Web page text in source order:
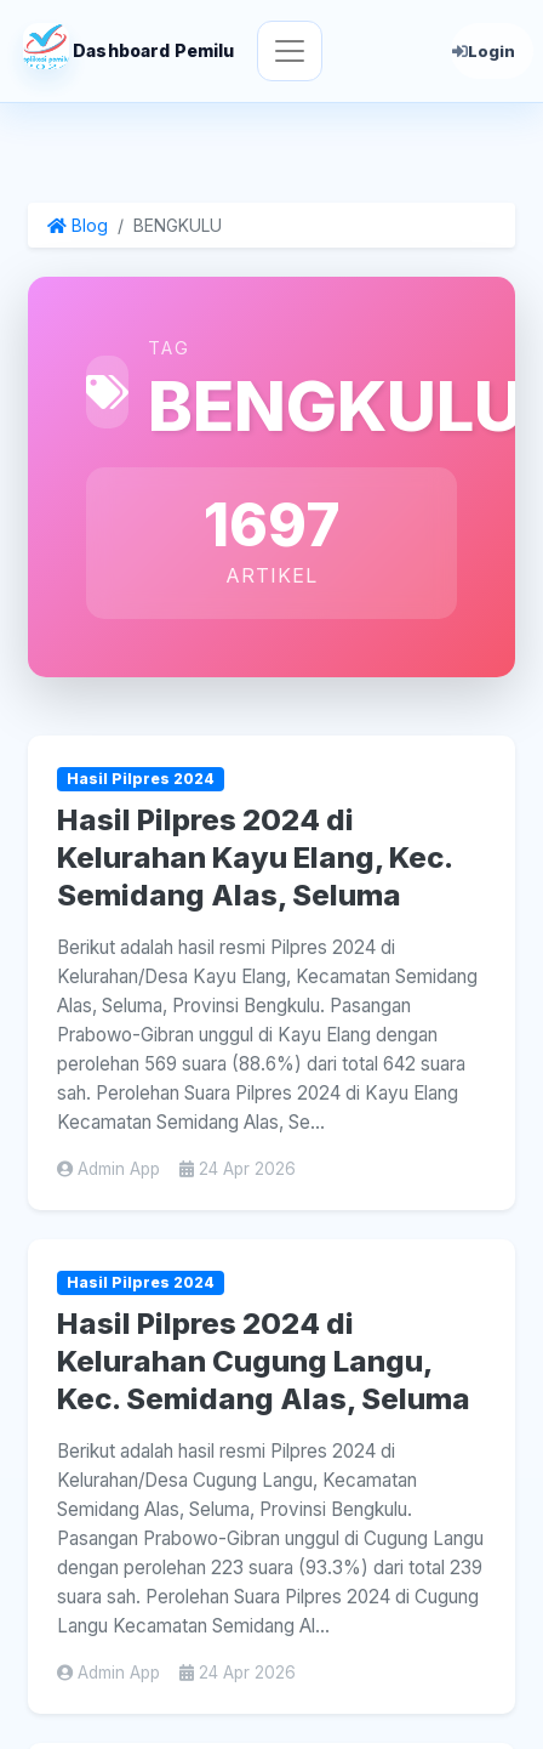
Dashboard Pemilu Login
Blog BENGKULU
TAG
BENGKULU
1697
ARTIKEL
Hasil Pilpres 2024
Hasil Pilpres 2024 di
Kelurahan Kayu Elang, Kec.
Semidang Alas, Seluma
Berikut adalah hasil resmi Pilpres 2024 di
Kelurahan/Desa Kayu Elang, Kecamatan Semidang
Alas, Seluma, Provinsi Bengkulu. Pasangan
Prabowo-Gibran unggul di Kayu Elang dengan
perolehan 569 suara (88.6%) dari total 642 suara
sah. Perolehan Suara Pilpres 2024 di Kayu Elang
Kecamatan Semidang Alas, Se...
Admin App 24 Apr 2026
Hasil Pilpres 2024
Hasil Pilpres 2024 di
Kelurahan Cugung Langu,
Kec. Semidang Alas, Seluma
Berikut adalah hasil resmi Pilpres 2024 di
Kelurahan/Desa Cugung Langu, Kecamatan
Semidang Alas, Seluma, Provinsi Bengkulu.
Pasangan Prabowo-Gibran unggul di Cugung Langu
dengan perolehan 223 suara (93.3%) dari total 239
suara sah. Perolehan Suara Pilpres 2024 di Cugung
Langu Kecamatan Semidang Al...
Admin App 24 Apr 2026